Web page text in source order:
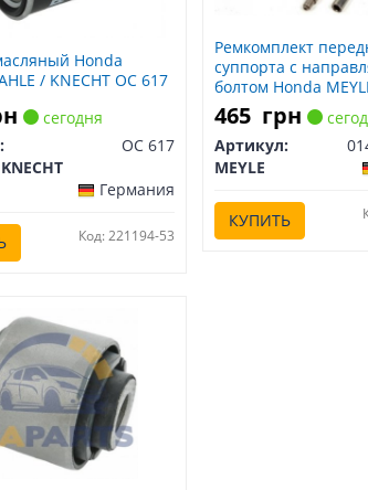
Honda
/ KNECHT OC 617
сегодня
OC 617
Германия
Код: 221194-53
Ремкомплект
суппорта с
болтом Honda
0006/S
465 грн
Артикул:
MEYLE
КУПИТЬ